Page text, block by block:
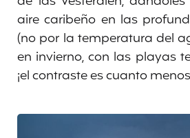
aire caribeño en las
(no por la temperatura del
en invierno, con las playas
¡el contraste es cuanto